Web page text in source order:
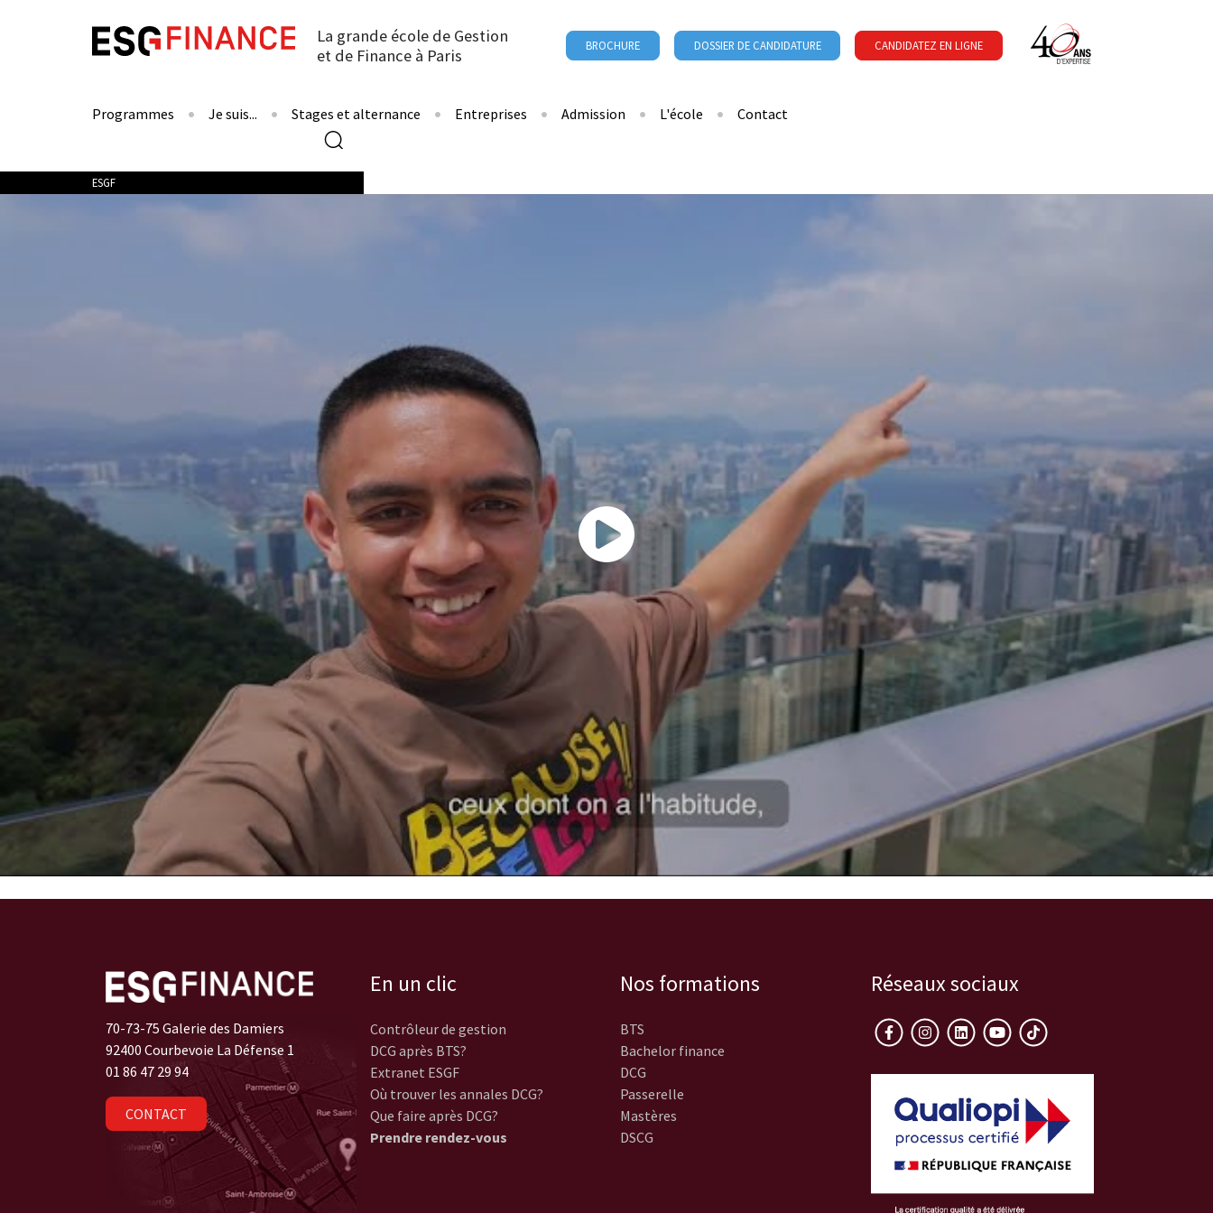
La grande école de Gestion
et de Finance à Paris
BROCHURE DOSSIER DE CANDIDATURE CANDIDATEZ EN LIGNE
Programmes Je suis... Stages et alternance Entreprises Admission L'école Contact
Formulaire de recherche
Vous êtes ici
ESGF
70-73-75 Galerie des Damiers
92400 Courbevoie La Défense 1
01 86 47 29 94
CONTACT
En un clic
Contrôleur de gestion
DCG après BTS?
Extranet ESGF
Où trouver les annales DCG?
Que faire après DCG?
Prendre rendez-vous
Nos formations
BTS
Bachelor finance
DCG
Passerelle
Mastères
DSCG
Réseaux sociaux